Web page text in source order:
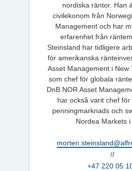
nordiska räntor. Han
civilekonom från
Management och har
erfarenhet från
Steinsland har tidligere
för amerikanska
Asset Management i New
som chef för globala
DnB NOR Asset
har också varit chef för
penningmarknads och
Nordea Markets i
//
+47 220 05